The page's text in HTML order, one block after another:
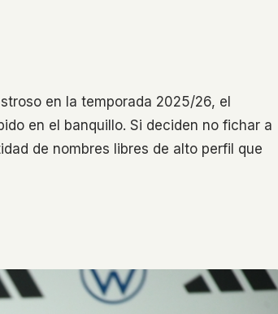
en la temporada 2025/26, el
en el banquillo. Si deciden no fichar a
de nombres libres de alto perfil que